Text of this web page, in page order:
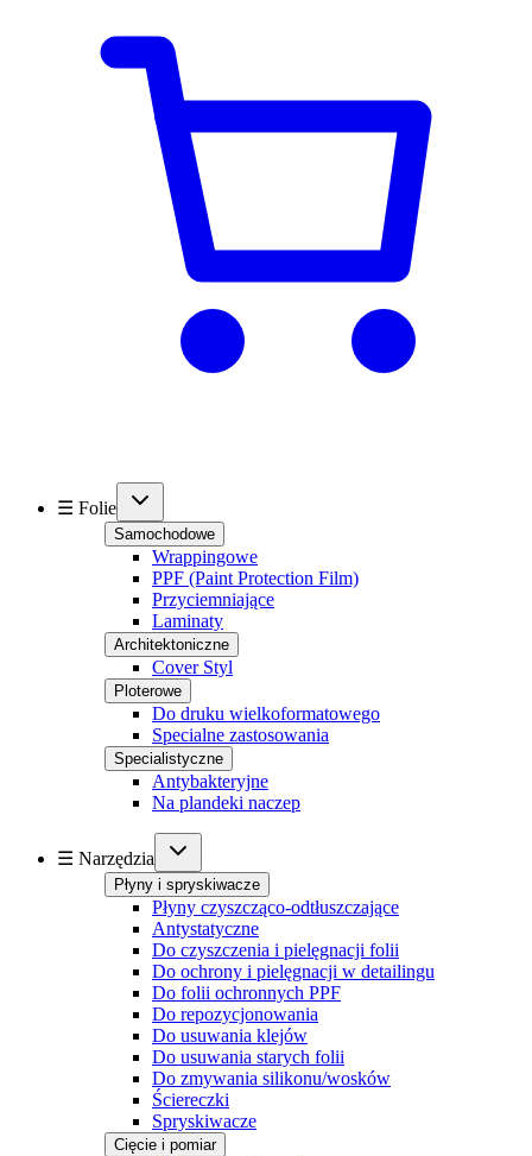
☰ Folie
Samochodowe
Wrappingowe
PPF (Paint Protection Film)
Przyciemniające
Laminaty
Architektoniczne
Cover Styl
Ploterowe
Do druku wielkoformatowego
Specialne zastosowania
Specialistyczne
Antybakteryjne
Na plandeki naczep
☰ Narzędzia
Płyny i spryskiwacze
Płyny czyszcząco-odtłuszczające
Antystatyczne
Do czyszczenia i pielęgnacji folii
Do ochrony i pielęgnacji w detailingu
Do folii ochronnych PPF
Do repozycjonowania
Do usuwania klejów
Do usuwania starych folii
Do zmywania silikonu/wosków
Ściereczki
Spryskiwacze
Cięcie i pomiar